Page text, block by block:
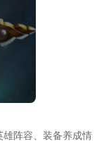
阵容、装备养成情